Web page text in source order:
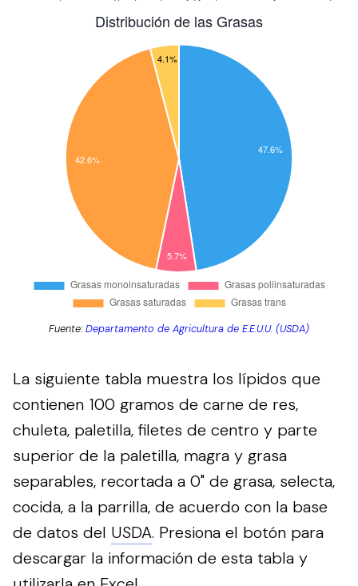
Fuente:Departamento de Agricultura de E.E.U.U. (USDA)
La siguiente tabla muestra los lípidos que
contienen 100 gramos de carne de res,
chuleta, paletilla, filetes de centro y parte
superior de la paletilla, magra y grasa
separables, recortada a 0" de grasa, selecta,
cocida, a la parrilla, de acuerdo con la base
de datos del USDA. Presiona el botón para
descargar la información de esta tabla y